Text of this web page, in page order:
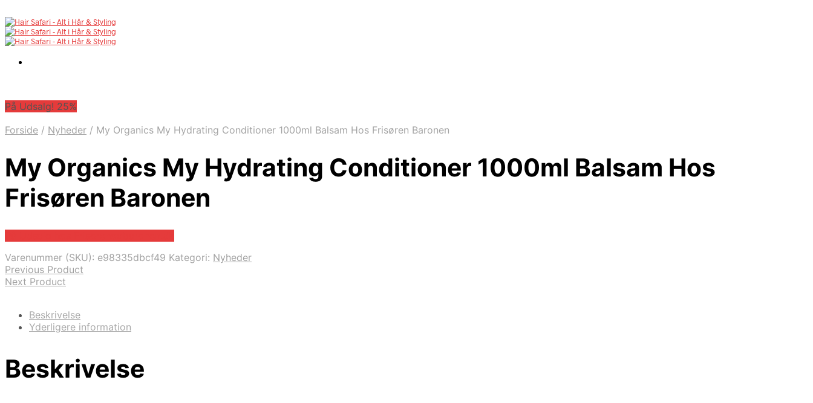
På Udsalg! 25%
Forside / Nyheder / My Organics My Hydrating Conditioner 1000ml Balsam Hos Frisøren Baronen
My Organics My Hydrating Conditioner 1000ml Balsam Hos
Frisøren Baronen
Varenummer (SKU): e98335dbcf49 Kategori: Nyheder
Previous Product
Next Product
Beskrivelse
Yderligere information
Beskrivelse